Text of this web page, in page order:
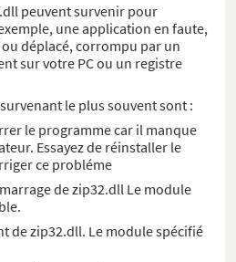
peuvent survenir pour
une application en faute,
déplacé, corrompu par un
sur votre PC ou un registre
le plus souvent sont :
le programme car il manque
Essayez de réinstaller le
ce probléme
de zip32.dll Le module
de zip32.dll. Le module spécifié